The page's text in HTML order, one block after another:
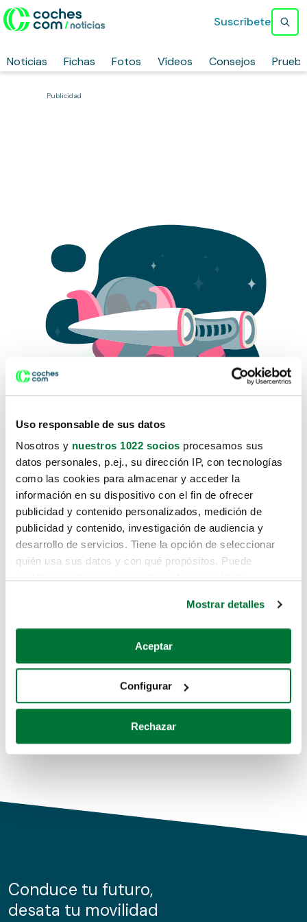
Uso responsable de sus datos
Nosotros y nuestros 1022 socios procesamos sus
datos personales, p.ej., su dirección IP, con tecnologías
como las cookies para almacenar y acceder la
información en su dispositivo con el fin de ofrecer
publicidad y contenido personalizados, medición de
publicidad y contenido, investigación de audiencia y
desarrollo de servicios. Tiene la opción de seleccionar
quién usa sus datos y con qué propósitos. Puede
Si lo permite, también quisiéramos:
Recopilar información sobre su ubicación geográfica
Identificar su dispositivo analizándolo activamente
para buscar características específicas (huellas
Obtenga más información sobre cómo se procesan sus
de cookies.
información sobre el uso que haga del sitio web con
nuestros partners de redes sociales, publicidad y análisis
Mostrar detalles
Aceptar
Configurar
Rechazar
Noticias Fichas Fotos Vídeos Consejos
Suscríbete
Publicidad
Lo sentimos, no sabemos como
te hemos traido hasta aquí.
Pero puedes encontrar el coche que estás
buscando en alguno de estos enlaces:
Coches de segunda mano
Coches de km0
Conduce tu futuro,
desata tu movilidad